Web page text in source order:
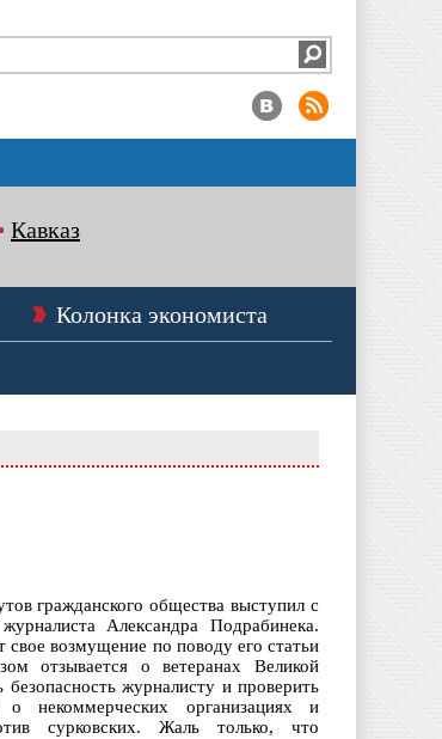
Кавказ
Колонка экономиста
гражданского общества выступил с
Александра Подрабинека.
свое возмущение по поводу его статьи
отзывается о ветеранах Великой
журналисту и проверить
о некоммерческих организациях и
сурковских. Жаль только, что